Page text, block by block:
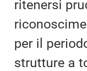
ritenersi
per il
strutture a